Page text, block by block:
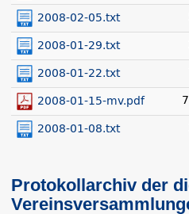
2008-02-05.txt
2008-01-29.txt
2008-01-22.txt
2008-01-15-mv.pdf
2008-01-08.txt
Protokollarchiv der